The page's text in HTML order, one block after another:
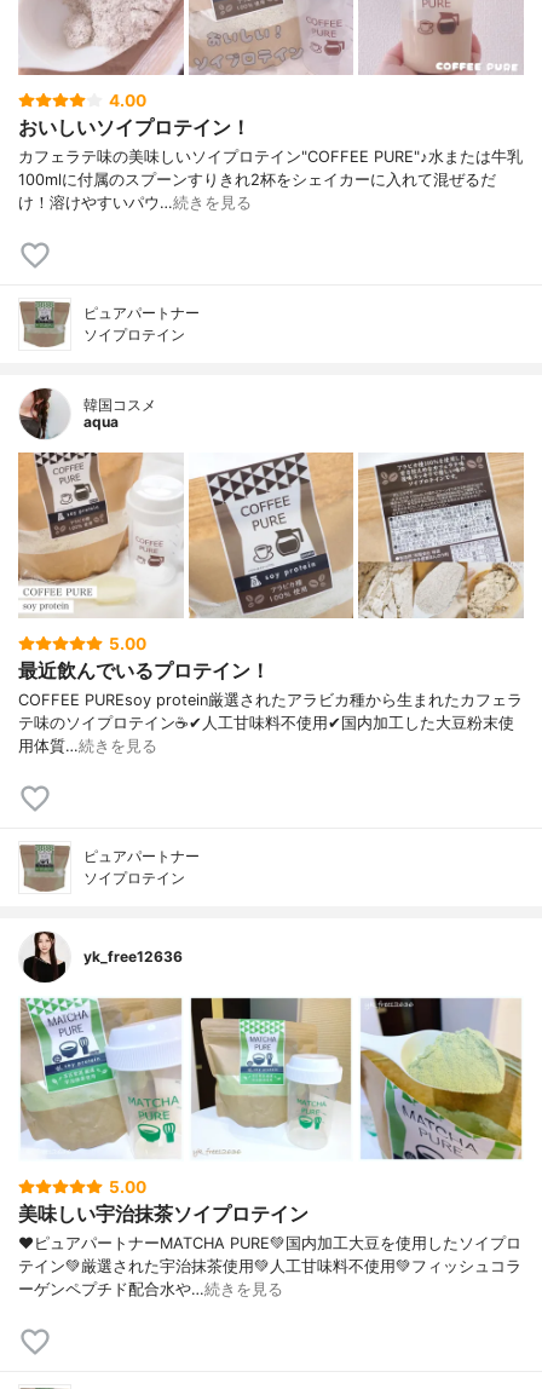
4.00
おいしいソイプロテイン！
カフェラテ味の美味しいソイプロテイン"COFFEE PURE"♪水または牛乳
100mlに付属のスプーンすりきれ2杯をシェイカーに入れて混ぜるだ
け！溶けやすいパウ…続きを見る
ピュアパートナー
ソイプロテイン
韓国コスメ
aqua
5.00
最近飲んでいるプロテイン！
COFFEE PUREsoy protein厳選されたアラビカ種から生まれたカフェラ
テ味のソイプロテイン☕️✔︎人工甘味料不使用✔︎国内加工した大豆粉末使
用体質…続きを見る
ピュアパートナー
ソイプロテイン
yk_free12636
5.00
美味しい宇治抹茶ソイプロテイン
❤︎ピュアパートナーMATCHA PURE💚国内加工大豆を使用したソイプロ
テイン💚厳選された宇治抹茶使用💚人工甘味料不使用💚フィッシュコラ
ーゲンペプチド配合水や…続きを見る